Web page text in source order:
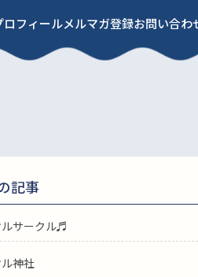
ロフィールメルマガ登録お問い合わ
記事
ルサークル♬
神社